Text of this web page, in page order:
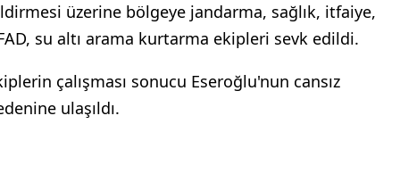
üzerine bölgeye jandarma, sağlık, itfaiye,
su altı arama kurtarma ekipleri sevk edildi.
çalışması sonucu Eseroğlu'nun cansız
ulaşıldı.